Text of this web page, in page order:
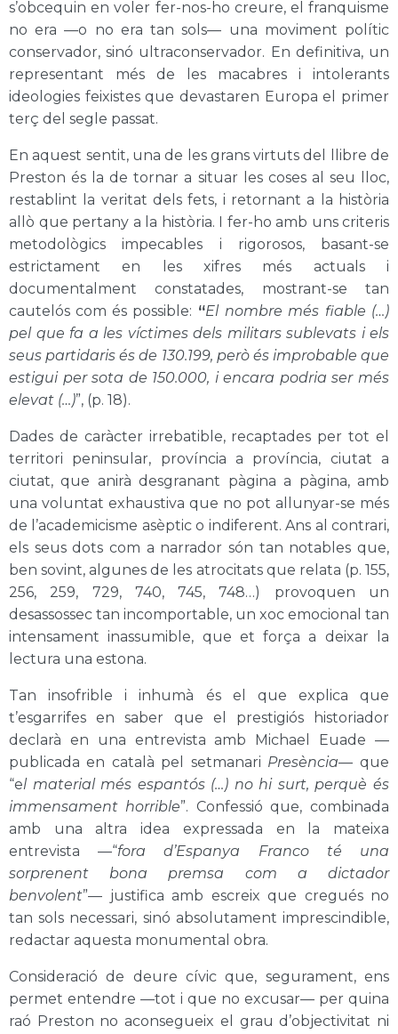
s’obcequin en voler fer-nos-ho creure, el franquisme
no era —o no era tan sols— una moviment polític
conservador, sinó ultraconservador. En definitiva, un
representant més de les macabres i intolerants
ideologies feixistes que devastaren Europa el primer
terç del segle passat.
En aquest sentit, una de les grans virtuts del llibre de
Preston és la de tornar a situar les coses al seu lloc,
restablint la veritat dels fets, i retornant a la història
allò que pertany a la història. I fer-ho amb uns criteris
metodològics impecables i rigorosos, basant-se
estrictament en les xifres més actuals i
documentalment constatades, mostrant-se tan
cautelós com és possible: “El nombre més fiable (…)
pel que fa a les víctimes dels militars sublevats i els
seus partidaris és de 130.199, però és improbable que
estigui per sota de 150.000, i encara podria ser més
elevat (…)”, (p. 18).
Dades de caràcter irrebatible, recaptades per tot el
territori peninsular, província a província, ciutat a
ciutat, que anirà desgranant pàgina a pàgina, amb
una voluntat exhaustiva que no pot allunyar-se més
de l’academicisme asèptic o indiferent. Ans al contrari,
els seus dots com a narrador són tan notables que,
ben sovint, algunes de les atrocitats que relata (p. 155,
256, 259, 729, 740, 745, 748…) provoquen un
desassossec tan incomportable, un xoc emocional tan
intensament inassumible, que et força a deixar la
lectura una estona.
Tan insofrible i inhumà és el que explica que
t’esgarrifes en saber que el prestigiós historiador
declarà en una entrevista amb Michael Euade —
publicada en català pel setmanari Presència— que
“el material més espantós (…) no hi surt, perquè és
immensament horrible”. Confessió que, combinada
amb una altra idea expressada en la mateixa
entrevista —“fora d’Espanya Franco té una
sorprenent bona premsa com a dictador
benvolent”— justifica amb escreix que cregués no
tan sols necessari, sinó absolutament imprescindible,
redactar aquesta monumental obra.
Consideració de deure cívic que, segurament, ens
permet entendre —tot i que no excusar— per quina
raó Preston no aconsegueix el grau d’objectivitat ni